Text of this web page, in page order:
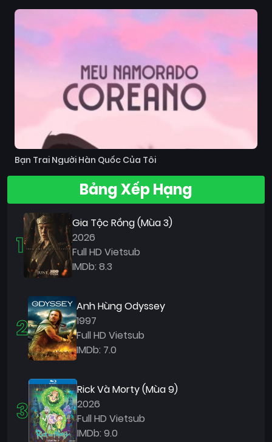
Bạn Trai Người Hàn Quốc Của Tôi
Bảng Xếp Hạng
1
Gia Tộc Rồng (Mùa 3)
2026
Full HD Vietsub
IMDb: 8.3
2
Anh Hùng Odyssey
1997
Full HD Vietsub
IMDb: 7.0
3
Rick Và Morty (Mùa 9)
2026
Full HD Vietsub
IMDb: 9.0